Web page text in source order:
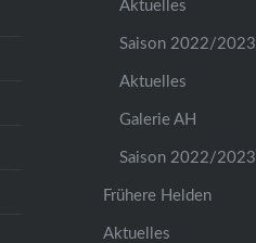
Aktuelles
Saison 2022/2023
Aktuelles
Galerie AH
Saison 2022/2023
Frühere Helden
Aktuelles